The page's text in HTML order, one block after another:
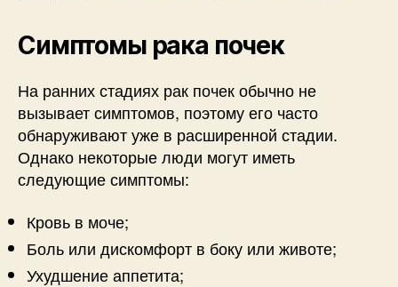
Симптомы рака почек
На ранних стадиях рак почек обычно не
вызывает симптомов, поэтому его часто
обнаруживают уже в расширенной стадии.
Однако некоторые люди могут иметь
следующие симптомы:
Кровь в моче;
Боль или дискомфорт в боку или животе;
Ухудшение аппетита;